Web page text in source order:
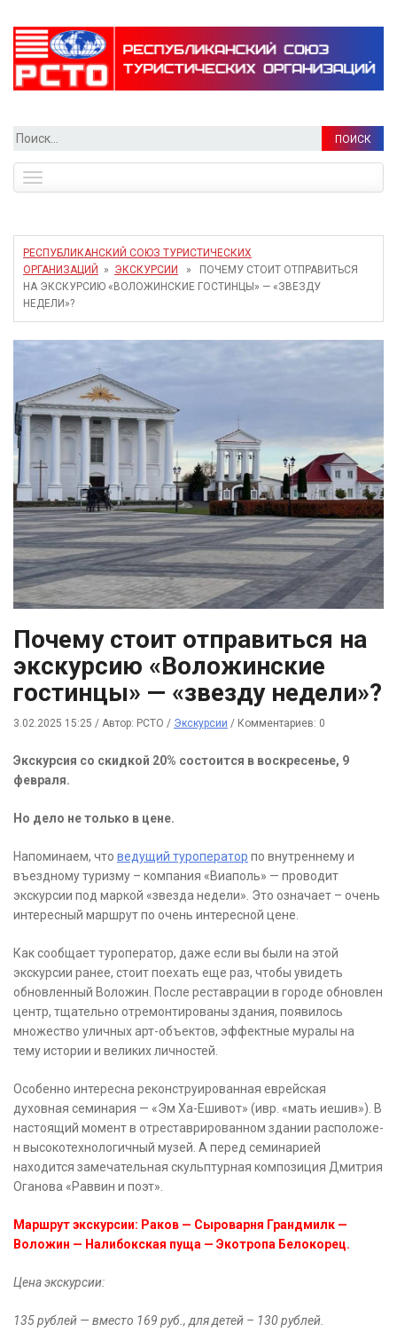
Найти:
navigation
РЕСПУБЛИКАНСКИЙ СОЮЗ ТУРИСТИЧЕСКИХ
ОРГАНИЗАЦИЙ
» ЭКСКУРСИИ
» ПОЧЕМУ СТОИТ ОТПРАВИТЬСЯ
НА ЭКСКУРСИЮ «ВОЛОЖИНСКИЕ ГОСТИНЦЫ» — «ЗВЕЗДУ
НЕДЕЛИ»?
Почему стоит отправиться на
экскурсию «Воложинские
гостинцы» — «звезду недели»?
3.02.2025 15:25 / Автор: РСТО / Экскурсии / Комментариев: 0
Экскурсия со скидкой 20% состоится в воскресенье, 9
февраля.
Но дело не только в цене.
Напоминаем, что ведущий туроператор по внутреннему и
въездному туризму – компания «Виаполь» — проводит
экскурсии под маркой «звезда недели». Это означает – очень
интересный маршрут по очень интересной цене.
Как сообщает туроператор, даже если вы были на этой
экскурсии ранее, стоит поехать еще раз, чтобы увидеть
обновленный Воложин. После реставрации в городе обновлен
центр, тщательно отремонтированы здания, появилось
множество уличных арт-объектов, эффектные муралы на
тему истории и великих личностей.
Особенно интересна реконструированная ев­рей­ская
духовная се­ми­на­рия — «Эм Ха-Ешивот» (ивр. «мать иешив»). В
настоящий момент в отреставрированном зда­нии рас­по­ло­же­
н высокотехнологичный му­зей­. А пе­ред семинарией
находится замечательная скульптурная ком­по­зи­ция Дмит­рия
Оганова «Раввин и поэт».
Маршрут экскурсии: Раков — Сыроварня Грандмилк —
Воложин — Налибокская пуща — Экотропа Белокорец.
Цена экскурсии:
135 рублей — вместо 169 руб., для детей – 130 рублей.